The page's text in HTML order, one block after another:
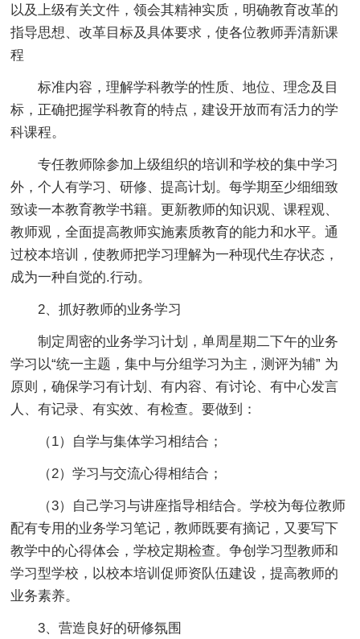
以及上级有关文件，领会其精神实质，明确教育改革的
指导思想、改革目标及具体要求，使各位教师弄清新课
程
标准内容，理解学科教学的性质、地位、理念及目
标，正确把握学科教育的特点，建设开放而有活力的学
科课程。
专任教师除参加上级组织的培训和学校的集中学习
外，个人有学习、研修、提高计划。每学期至少细细致
致读一本教育教学书籍。更新教师的知识观、课程观、
教师观，全面提高教师实施素质教育的能力和水平。通
过校本培训，使教师把学习理解为一种现代生存状态，
成为一种自觉的.行动。
2、抓好教师的业务学习
制定周密的业务学习计划，单周星期二下午的业务
学习以“统一主题，集中与分组学习为主，测评为辅” 为
原则，确保学习有计划、有内容、有讨论、有中心发言
人、有记录、有实效、有检查。要做到：
（1）自学与集体学习相结合；
（2）学习与交流心得相结合；
（3）自己学习与讲座指导相结合。学校为每位教师
配有专用的业务学习笔记，教师既要有摘记，又要写下
教学中的心得体会，学校定期检查。争创学习型教师和
学习型学校，以校本培训促师资队伍建设，提高教师的
业务素养。
3、营造良好的研修氛围